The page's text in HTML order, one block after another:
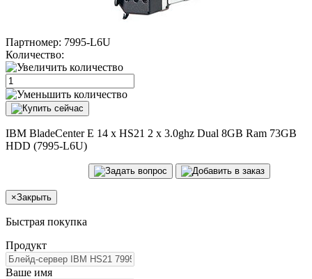
Партномер: 7995-L6U
Количество:
IBM BladeCenter E 14 x HS21 2 x 3.0ghz Dual 8GB Ram 73GB
HDD (7995-L6U)
×Закрыть
Быстрая покупка
Продукт
Ваше имя